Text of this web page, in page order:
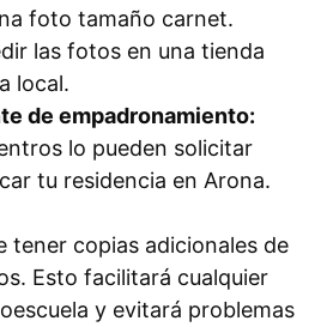
foto tamaño carnet.
las fotos en una tienda
local.
de empadronamiento:
lo pueden solicitar
tu residencia en Arona.
tener copias adicionales de
Esto facilitará cualquier
y evitará problemas